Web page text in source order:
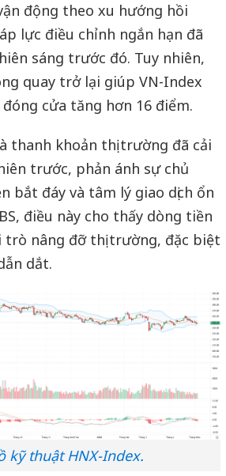
động theo xu hướng hồi
lực điều chỉnh ngắn hạn đã
sáng trước đó. Tuy nhiên,
quay trở lại giúp VN-Index
đóng cửa tăng hơn 16 điểm.
thanh khoản thị trường đã cải
trước, phản ánh sự chủ
bắt đáy và tâm lý giao dịch ổn
điều này cho thấy dòng tiền
trò nâng đỡ thị trường, đặc biệt
dắt.
kỹ thuật HNX-Index.